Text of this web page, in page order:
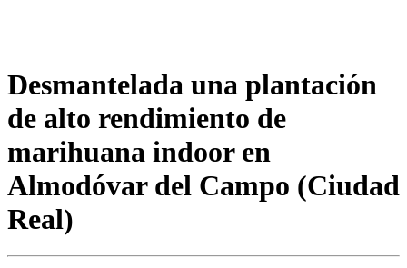
Desmantelada una plantación
de alto rendimiento de
marihuana indoor en
Almodóvar del Campo (Ciudad
Real)